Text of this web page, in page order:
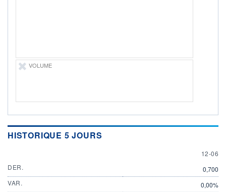
+ PORTEFEUILLE + LISTE
VOLUME
HISTORIQUE 5 JOURS
12
12-06
DER.
0,700
VAR.
0,00%